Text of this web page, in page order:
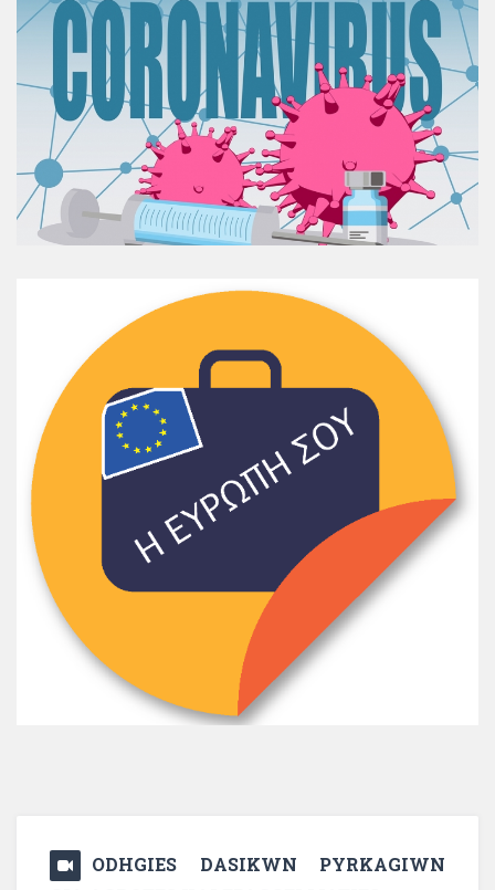
ODHGIES DASIKWN PYRKAGIWN